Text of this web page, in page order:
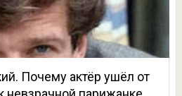
Почему актёр ушёл от